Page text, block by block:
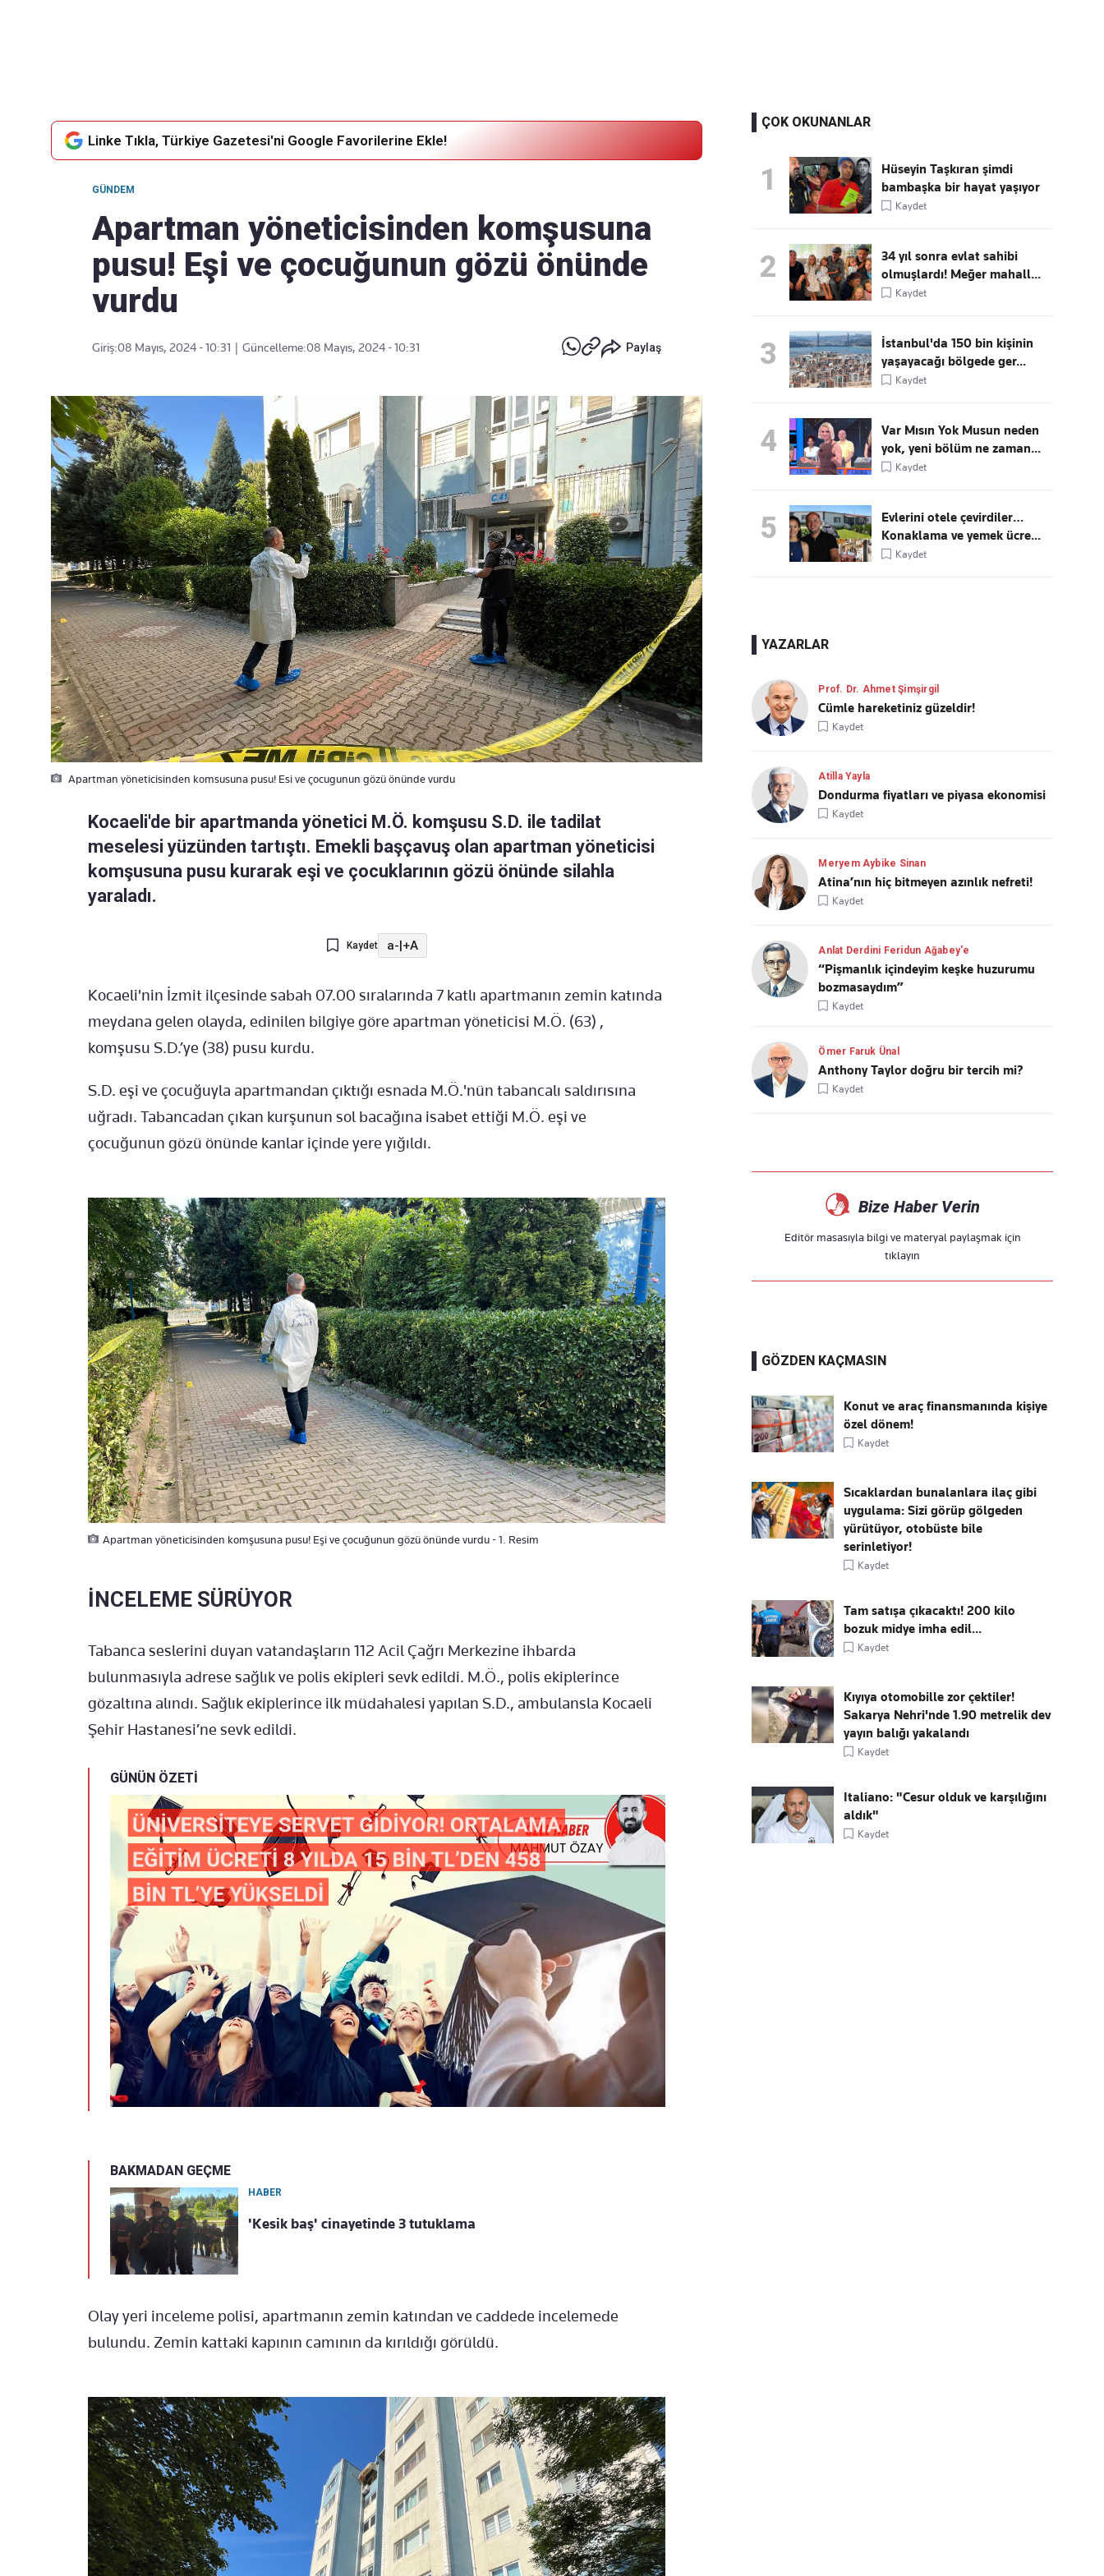
Linke Tıkla, Türkiye Gazetesi'ni Google Favorilerine Ekle!
GÜNDEM
Apartman yöneticisinden komşusuna
pusu! Eşi ve çocuğunun gözü önünde
vurdu
Giriş:08 Mayıs, 2024 - 10:31 Güncelleme:08 Mayıs, 2024 - 10:31 Paylaş
Apartman yöneticisinden komsusuna pusu! Esi ve çocugunun gözü önünde vurdu
Kocaeli'de bir apartmanda yönetici M.Ö. komşusu S.D. ile tadilat
meselesi yüzünden tartıştı. Emekli başçavuş olan apartman yöneticisi
komşusuna pusu kurarak eşi ve çocuklarının gözü önünde silahla
yaraladı.
Kaydet a-|+A
Kocaeli'nin İzmit ilçesinde sabah 07.00 sıralarında 7 katlı apartmanın zemin katında
meydana gelen olayda, edinilen bilgiye göre apartman yöneticisi M.Ö. (63) ,
komşusu S.D.’ye (38) pusu kurdu.
S.D. eşi ve çocuğuyla apartmandan çıktığı esnada M.Ö.'nün tabancalı saldırısına
uğradı. Tabancadan çıkan kurşunun sol bacağına isabet ettiği M.Ö. eşi ve
çocuğunun gözü önünde kanlar içinde yere yığıldı.
Apartman yöneticisinden komşusuna pusu! Eşi ve çocuğunun gözü önünde vurdu - 1. Resim
İNCELEME SÜRÜYOR
Tabanca seslerini duyan vatandaşların 112 Acil Çağrı Merkezine ihbarda
bulunmasıyla adrese sağlık ve polis ekipleri sevk edildi. M.Ö., polis ekiplerince
gözaltına alındı. Sağlık ekiplerince ilk müdahalesi yapılan S.D., ambulansla Kocaeli
Şehir Hastanesi’ne sevk edildi.
GÜNÜN ÖZETİ
BAKMADAN GEÇME
HABER
'Kesik baş' cinayetinde 3 tutuklama
Olay yeri inceleme polisi, apartmanın zemin katından ve caddede incelemede
bulundu. Zemin kattaki kapının camının da kırıldığı görüldü.
ÇOK OKUNANLAR
1
Hüseyin Taşkıran şimdi
bambaşka bir hayat yaşıyor
Kaydet
2
34 yıl sonra evlat sahibi
olmuşlardı! Meğer mahall...
Kaydet
3
İstanbul'da 150 bin kişinin
yaşayacağı bölgede ger...
Kaydet
4
Var Mısın Yok Musun neden
yok, yeni bölüm ne zaman...
Kaydet
5
Evlerini otele çevirdiler…
Konaklama ve yemek ücre...
Kaydet
YAZARLAR
Prof. Dr. Ahmet Şimşirgil
Cümle hareketiniz güzeldir!
Kaydet
Atilla Yayla
Dondurma fiyatları ve piyasa ekonomisi
Kaydet
Meryem Aybike Sinan
Atina’nın hiç bitmeyen azınlık nefreti!
Kaydet
Anlat Derdini Feridun Ağabey'e
“Pişmanlık içindeyim keşke huzurumu
bozmasaydım”
Kaydet
Ömer Faruk Ünal
Anthony Taylor doğru bir tercih mi?
Kaydet
Bize Haber Verin
Editör masasıyla bilgi ve materyal paylaşmak için
tıklayın
GÖZDEN KAÇMASIN
Konut ve araç finansmanında kişiye
özel dönem!
Kaydet
Sıcaklardan bunalanlara ilaç gibi
uygulama: Sizi görüp gölgeden
yürütüyor, otobüste bile
serinletiyor!
Kaydet
Tam satışa çıkacaktı! 200 kilo
bozuk midye imha edil...
Kaydet
Kıyıya otomobille zor çektiler!
Sakarya Nehri'nde 1.90 metrelik dev
yayın balığı yakalandı
Kaydet
Italiano: "Cesur olduk ve karşılığını
aldık"
Kaydet